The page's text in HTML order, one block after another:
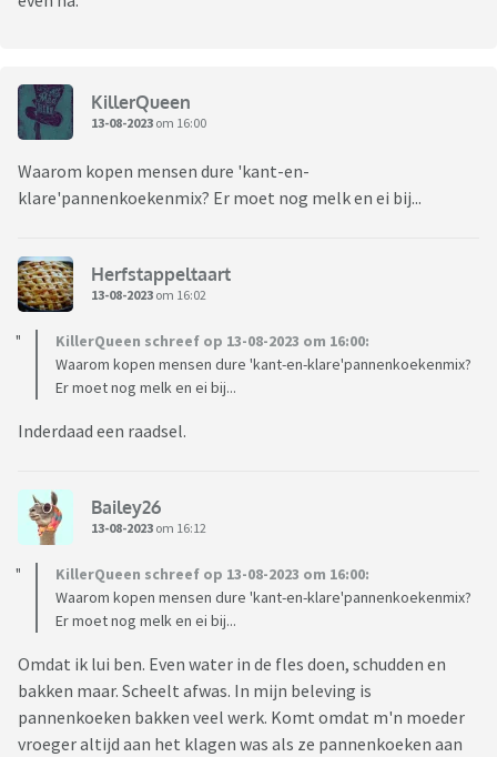
KillerQueen
13-08-2023 om 16:00
Waarom kopen mensen dure 'kant-en-
klare'pannenkoekenmix? Er moet nog melk en ei bij...
Herfstappeltaart
13-08-2023 om 16:02
KillerQueen schreef op 13-08-2023 om 16:00:
Waarom kopen mensen dure 'kant-en-klare'pannenkoekenmix?
Er moet nog melk en ei bij...
Inderdaad een raadsel.
Bailey26
13-08-2023 om 16:12
KillerQueen schreef op 13-08-2023 om 16:00:
Waarom kopen mensen dure 'kant-en-klare'pannenkoekenmix?
Er moet nog melk en ei bij...
Omdat ik lui ben. Even water in de fles doen, schudden en
bakken maar. Scheelt afwas. In mijn beleving is
pannenkoeken bakken veel werk. Komt omdat m'n moeder
vroeger altijd aan het klagen was als ze pannenkoeken aan